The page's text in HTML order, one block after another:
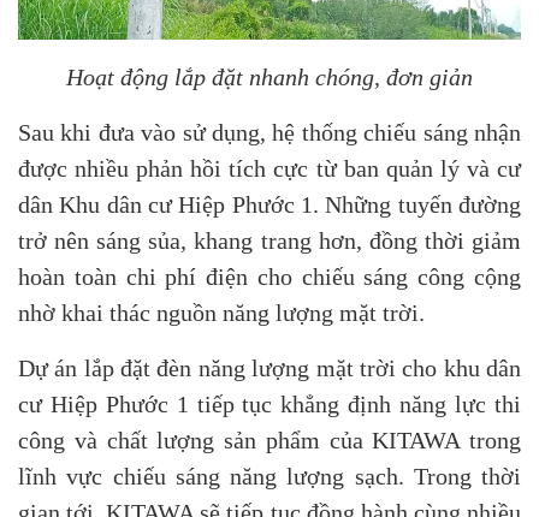
Hoạt động lắp đặt nhanh chóng, đơn giản
Sau khi đưa vào sử dụng, hệ thống chiếu sáng nhận
được nhiều phản hồi tích cực từ ban quản lý và cư
dân Khu dân cư Hiệp Phước 1. Những tuyến đường
trở nên sáng sủa, khang trang hơn, đồng thời giảm
hoàn toàn chi phí điện cho chiếu sáng công cộng
nhờ khai thác nguồn năng lượng mặt trời.
Dự án lắp đặt đèn năng lượng mặt trời cho khu dân
cư Hiệp Phước 1 tiếp tục khẳng định năng lực thi
công và chất lượng sản phẩm của KITAWA trong
lĩnh vực chiếu sáng năng lượng sạch. Trong thời
gian tới, KITAWA sẽ tiếp tục đồng hành cùng nhiều